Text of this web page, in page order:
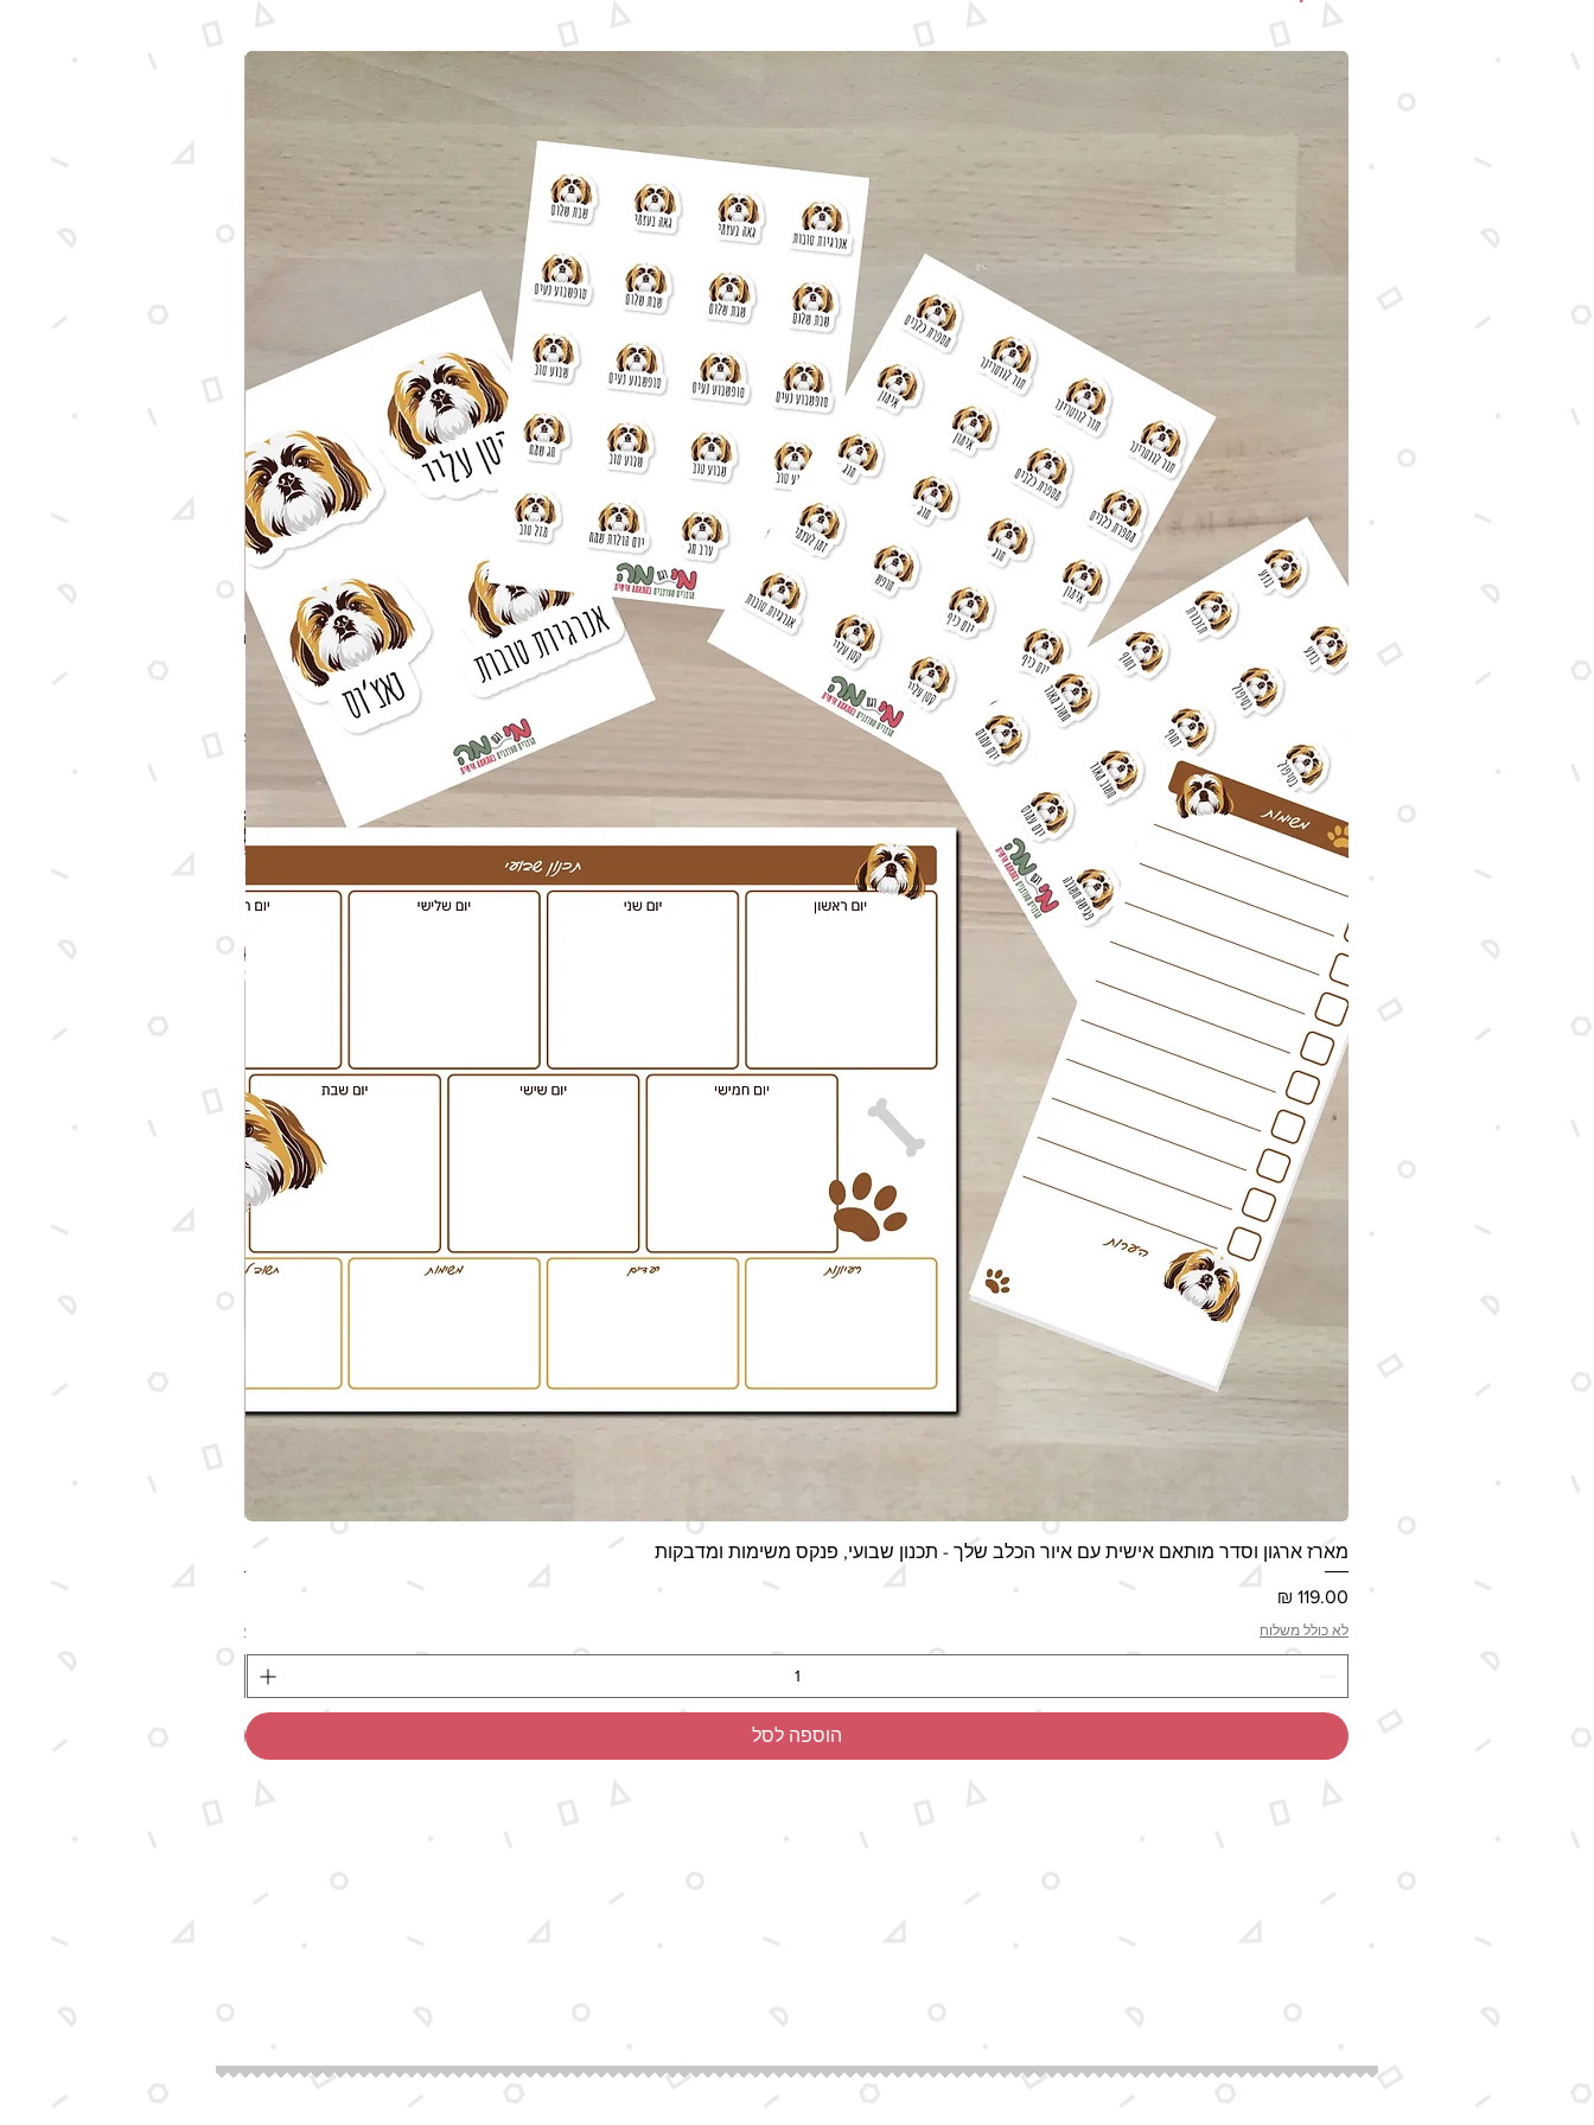
תצוגה מהירה
מארז ארגון וסדר מותאם אישית עם איור הכלב שלך - תכנון שבועי, פנקס משימות ומדבקות
מחיר
לא כולל משלוח
הוספה לסל
לא כולל משלוח